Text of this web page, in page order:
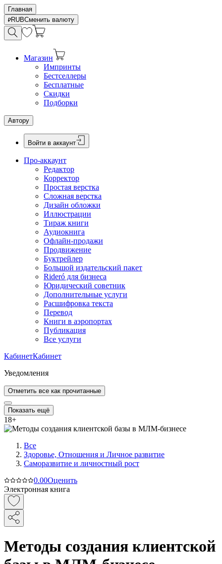
Главная
RUBСменить валюту
Магазин
Импринты
Бестселлеры
Бесплатные
Скидки
Подборки
Автору
Войти в аккаунт
Про-аккаунт
Редактор
Корректор
Простая верстка
Сложная верстка
Дизайн обложки
Иллюстрации
Тираж книги
Аудиокнига
Офлайн-продажи
Продвижение
Буктрейлер
Большой издательский пакет
Rideró для бизнеса
Юридический советник
Дополнительные услуги
Расшифровка текста
Перевод
Книги в аэропортах
Публикация
Все услуги
КабинетКабинет
Уведомления
Отметить все как прочитанные
Показать ещё
18+
Все
Здоровье, Отношения и Личное развитие
Саморазвитие и личностный рост
0.00Оценить
Электронная книга
Методы создания клиентской